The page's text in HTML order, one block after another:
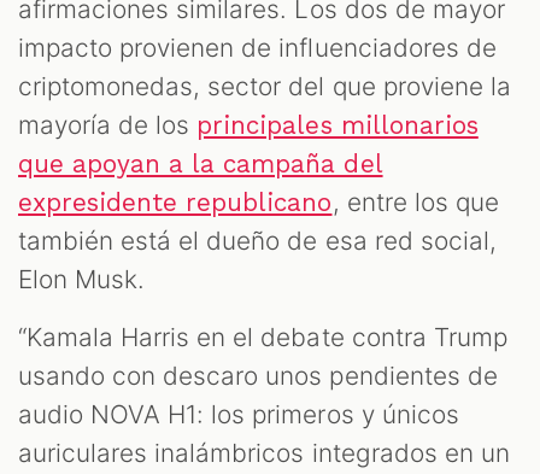
afirmaciones similares. Los dos de mayor
impacto provienen de influenciadores de
criptomonedas, sector del que proviene la
mayoría de los principales millonarios
que apoyan a la campaña del
expresidente republicano, entre los que
también está el dueño de esa red social,
Elon Musk.
“Kamala Harris en el debate contra Trump
usando con descaro unos pendientes de
audio NOVA H1: los primeros y únicos
auriculares inalámbricos integrados en un